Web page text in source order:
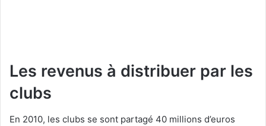
Les revenus à distribuer par les
clubs
En 2010, les clubs se sont partagé 40 millions d’euros